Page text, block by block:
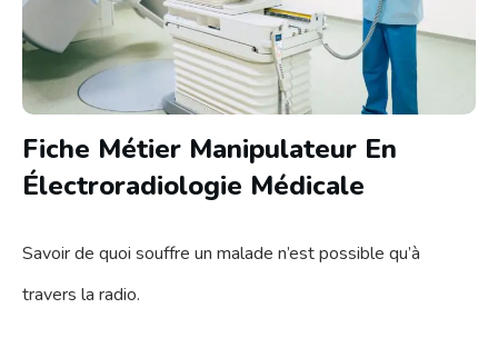
Fiche Métier Manipulateur En
Électroradiologie Médicale
Savoir de quoi souffre un malade n’est possible qu’à
travers la radio.